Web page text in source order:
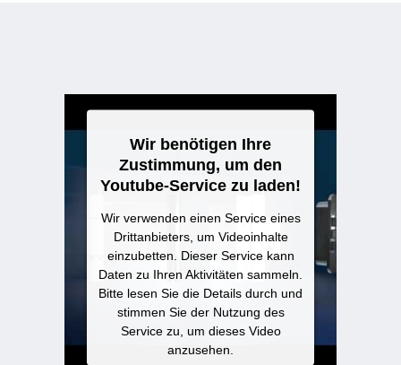
Wir benötigen Ihre
Zustimmung, um den
Youtube-Service zu laden!
Wir verwenden einen Service eines
Drittanbieters, um Videoinhalte
einzubetten. Dieser Service kann
Daten zu Ihren Aktivitäten sammeln.
Bitte lesen Sie die Details durch und
stimmen Sie der Nutzung des
Service zu, um dieses Video
anzusehen.